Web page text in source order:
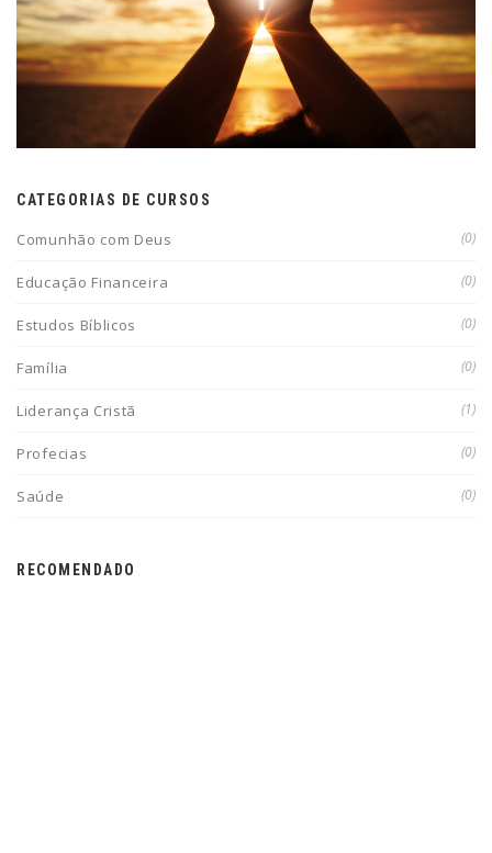
CATEGORIAS DE CURSOS
Comunhão com Deus (0)
Educação Financeira (0)
Estudos Bíblicos (0)
Família (0)
Liderança Cristã (1)
Profecias (0)
Saúde (0)
RECOMENDADO